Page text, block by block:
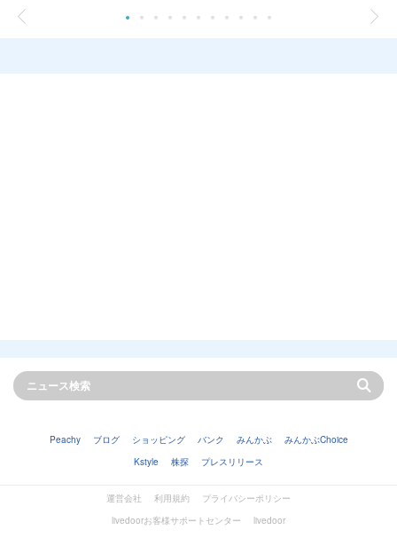
Peachy ブログ ショッピング バンク みんかぶ
みんかぶChoice
Kstyle
株探 プレスリリース
運営会社 利用規約
プライバシーポリシー
livedoorお客様サポートセンター
livedoor